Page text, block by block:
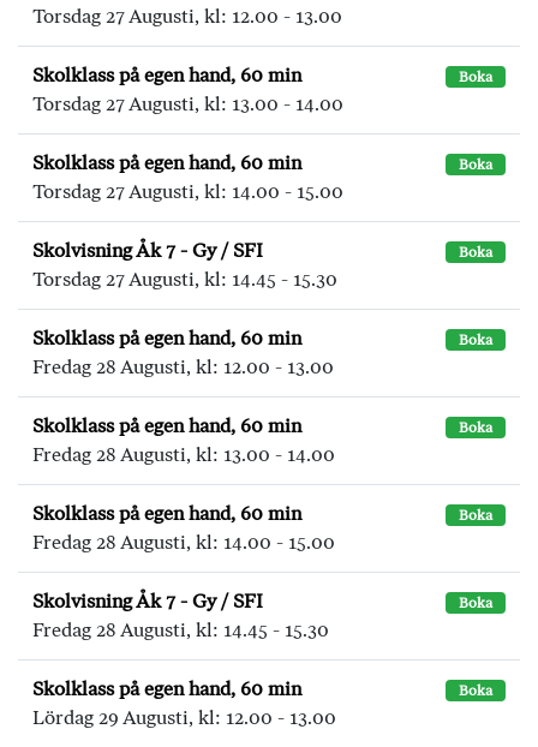
Torsdag 27 Augusti, kl: 12.00 - 13.00
Skolklass på egen hand, 60 min Boka
Torsdag 27 Augusti, kl: 13.00 - 14.00
Skolklass på egen hand, 60 min Boka
Torsdag 27 Augusti, kl: 14.00 - 15.00
Skolvisning Åk 7 - Gy / SFI Boka
Torsdag 27 Augusti, kl: 14.45 - 15.30
Skolklass på egen hand, 60 min Boka
Fredag 28 Augusti, kl: 12.00 - 13.00
Skolklass på egen hand, 60 min Boka
Fredag 28 Augusti, kl: 13.00 - 14.00
Skolklass på egen hand, 60 min Boka
Fredag 28 Augusti, kl: 14.00 - 15.00
Skolvisning Åk 7 - Gy / SFI Boka
Fredag 28 Augusti, kl: 14.45 - 15.30
Skolklass på egen hand, 60 min Boka
Lördag 29 Augusti, kl: 12.00 - 13.00